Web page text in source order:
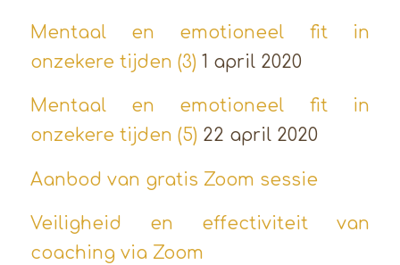
Mentaal en emotioneel fit in
onzekere tijden (3) 1 april 2020
Mentaal en emotioneel fit in
onzekere tijden (5)22 april 2020
Aanbod van gratis Zoom sessie
Veiligheid en effectiviteit van
coaching via Zoom